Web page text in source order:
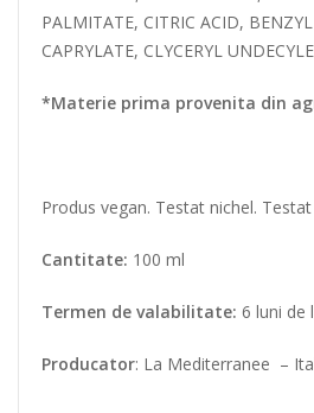
PALMITATE, CITRIC ACID,
CAPRYLATE, CLYCERYL
*Materie prima provenita din
Produs vegan. Testat nichel.
Cantitate: 100 ml
Termen de valabilitate: 6 luni de
Producator: La Mediterranee –